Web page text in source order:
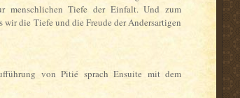
menschlichen Tiefe der Einfalt. Und zum
wir die Tiefe und die Freude der Andersartigen
von Pitié sprach Ensuite mit dem